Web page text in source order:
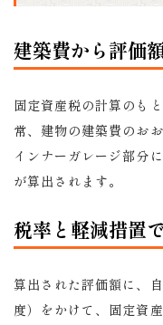
建築費から評価
固定資産税の計算のも
常、建物の建築費のお
インナーガレージ部分
が算出されます。
税率と軽減措置
算出された評価額に、
度）をかけて、固定資